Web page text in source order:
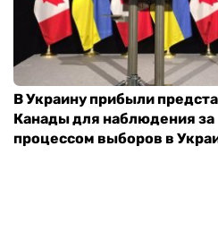
В Украину прибыли
Канады для наблюдения за
процессом выборов в